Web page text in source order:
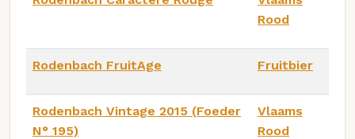
Rood
Rodenbach FruitAge Fruitbier
Rodenbach Vintage 2015 (Foeder
N° 195)
Vlaams
Rood